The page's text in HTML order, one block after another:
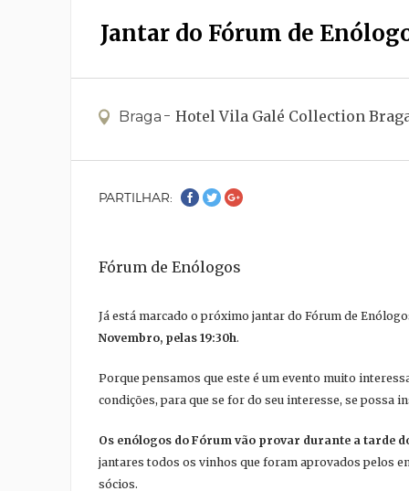
Jantar do Fórum de
Braga Hotel Vila Galé Collection
PARTILHAR:
Fórum de Enólogos
Já está marcado o próximo jantar do Fórum de
Novembro, pelas 19:30h.
Porque pensamos que este é um evento muito
condições, para que se for do seu interesse, se possa
Os enólogos do Fórum vão provar durante a tarde
jantares todos os vinhos que foram aprovados pelos
sócios.